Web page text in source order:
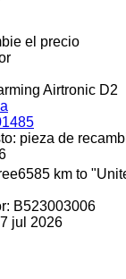
el precio
Airtronic D2
pieza de
6585 km to
B523003006
jul 2026